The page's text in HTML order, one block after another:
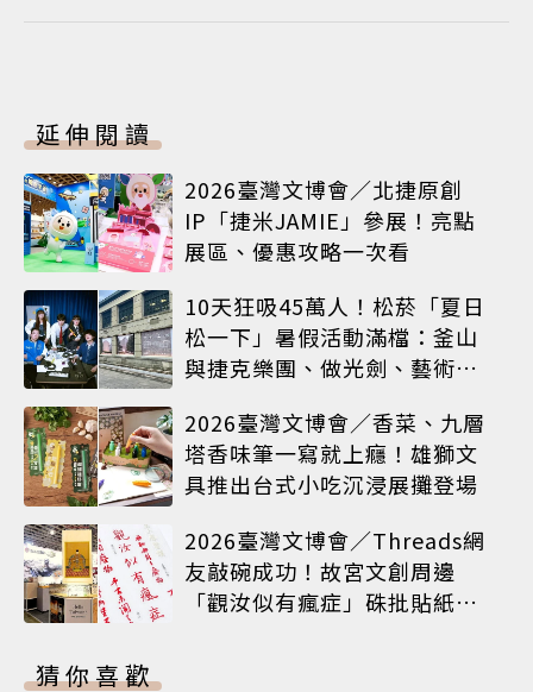
延伸閱讀
2026臺灣文博會／北捷原創
IP「捷米JAMIE」參展！亮點
展區、優惠攻略一次看
10天狂吸45萬人！松菸「夏日
松一下」暑假活動滿檔：釜山
與捷克樂團、做光劍、藝術窗
2026臺灣文博會／香菜、九層
塔香味筆一寫就上癮！雄獅文
具推出台式小吃沉浸展攤登場
2026臺灣文博會／Threads網
友敲碗成功！故宮文創周邊
「觀汝似有瘋症」硃批貼紙搶
猜你喜歡